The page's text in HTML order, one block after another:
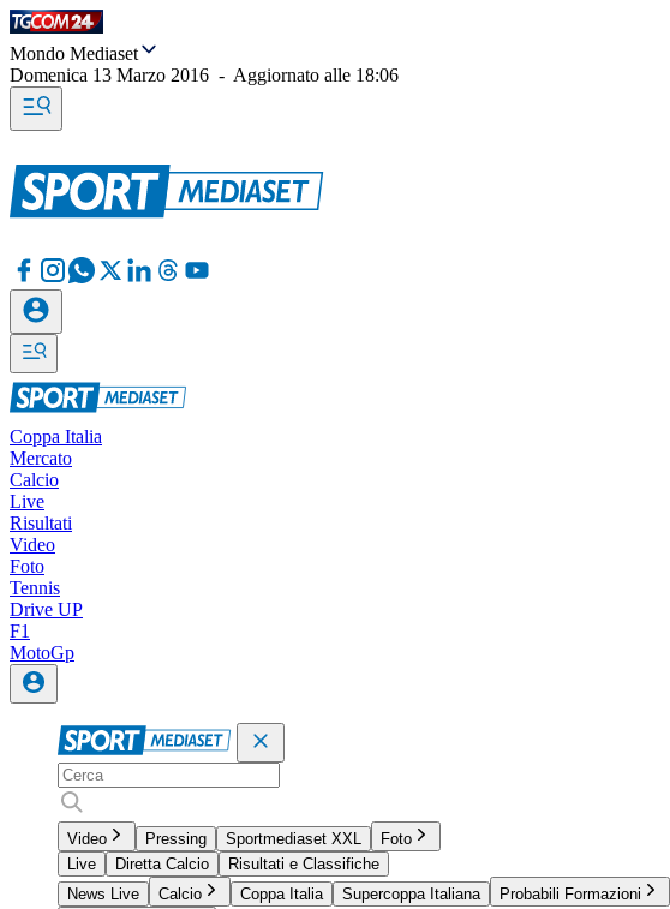
Mondo Mediaset
Domenica 13 Marzo 2016 - Aggiornato alle 18:06
Coppa Italia
Mercato
Calcio
Live
Risultati
Video
Foto
Tennis
Drive UP
F1
MotoGp
Video Pressing Sportmediaset XXL
Foto
Live
Diretta Calcio
Risultati e Classifiche
News Live
Calcio Coppa Italia Supercoppa Italiana Probabili Formazioni